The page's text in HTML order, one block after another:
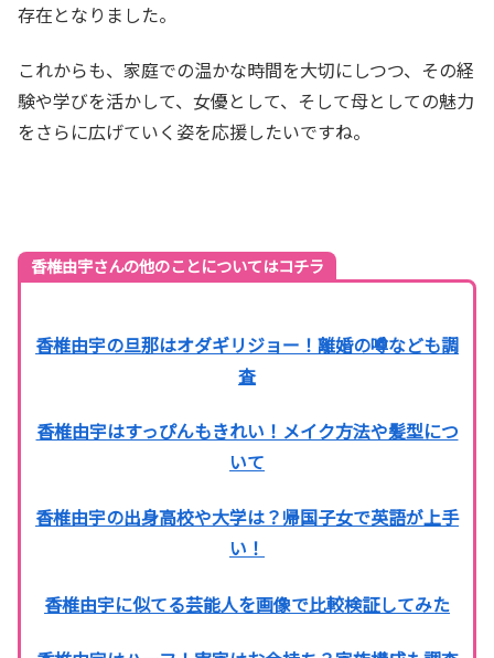
存在となりました。
これからも、家庭での温かな時間を大切にしつつ、その経
験や学びを活かして、女優として、そして母としての魅力
をさらに広げていく姿を応援したいですね。
香椎由宇さんの他のことについてはコチラ
香椎由宇の旦那はオダギリジョー！離婚の噂なども調
査
香椎由宇はすっぴんもきれい！メイク方法や髪型につ
いて
香椎由宇の出身高校や大学は？帰国子女で英語が上手
い！
香椎由宇に似てる芸能人を画像で比較検証してみた